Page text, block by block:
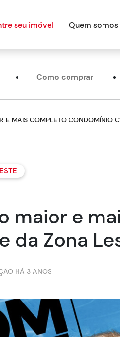
seu imóvel Quem somos
Como comprar
E MAIS COMPLETO CONDOMÍNIO
maior e
da Zona
HÁ 3 ANOS